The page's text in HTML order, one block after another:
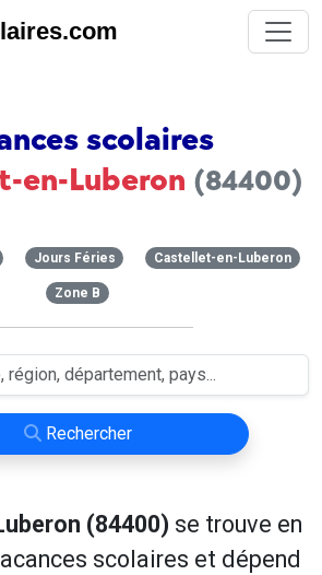
scolaires
en-Luberon (84400)
Jours Féries Castellet-en-Luberon
Zone B
Rechercher
(84400) se trouve en
scolaires et dépend